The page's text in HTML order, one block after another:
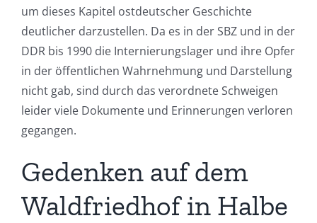
um dieses Kapitel ostdeutscher Geschichte
deutlicher darzustellen. Da es in der SBZ und in der
DDR bis 1990 die Internierungslager und ihre Opfer
in der öffentlichen Wahrnehmung und Darstellung
nicht gab, sind durch das verordnete Schweigen
leider viele Dokumente und Erinnerungen verloren
gegangen.
Gedenken auf dem
Waldfriedhof in Halbe